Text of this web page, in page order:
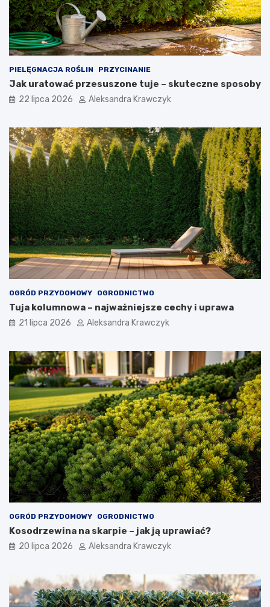
PIELĘGNACJA ROŚLIN PRZYCINANIE
Jak uratować przesuszone tuje – skuteczne sposoby
22 lipca 2026 Aleksandra Krawczyk
OGRÓD PRZYDOMOWY OGRODNICTWO
Tuja kolumnowa – najważniejsze cechy i uprawa
21 lipca 2026 Aleksandra Krawczyk
OGRÓD PRZYDOMOWY OGRODNICTWO
Kosodrzewina na skarpie – jak ją uprawiać?
20 lipca 2026 Aleksandra Krawczyk